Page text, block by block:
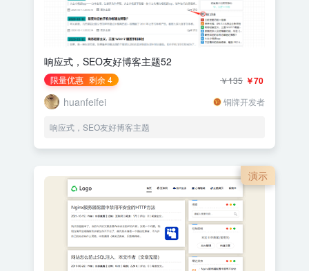
响应式，SEO友好博客主题52
限量优惠 剩余 4 ￥70
￥135
huanfeifei 铜牌开发者
响应式，SEO友好博客主题
演示